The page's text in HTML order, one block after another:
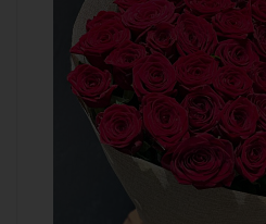
алый, бордовый,
Описание
роза, лента,